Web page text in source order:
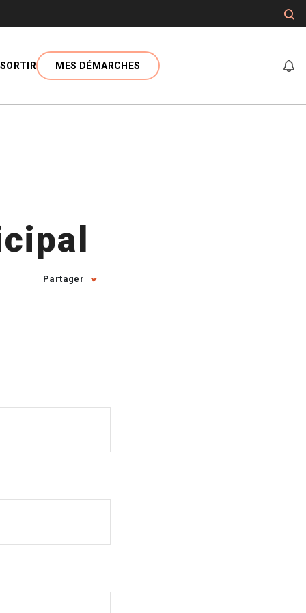
SORTIR MES DÉMARCHES
Partager